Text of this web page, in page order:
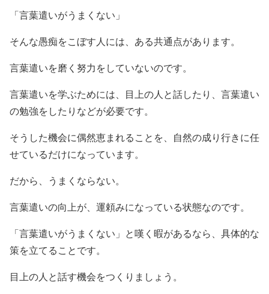
「言葉遣いがうまくない」
そんな愚痴をこぼす人には、ある共通点があります。
言葉遣いを磨く努力をしていないのです。
言葉遣いを学ぶためには、目上の人と話したり、言葉遣い
の勉強をしたりなどが必要です。
そうした機会に偶然恵まれることを、自然の成り行きに任
せているだけになっています。
だから、うまくならない。
言葉遣いの向上が、運頼みになっている状態なのです。
「言葉遣いがうまくない」と嘆く暇があるなら、具体的な
策を立てることです。
目上の人と話す機会をつくりましょう。